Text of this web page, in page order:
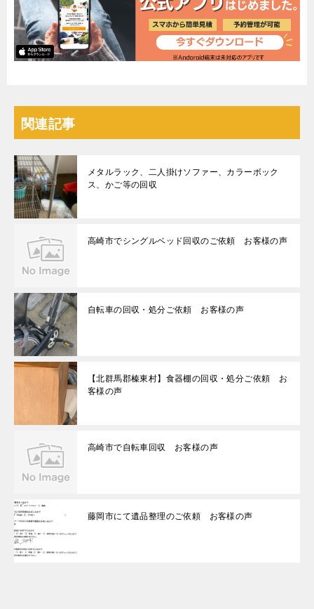
関連記事
メタルラック、二人掛けソファー、カラーボック
ス、かご等の回収
高崎市でシングルベッド回収のご依頼 お客様の声
自転車の回収・処分ご依頼 お客様の声
【北群馬郡榛東村】食器棚の回収・処分ご依頼 お
客様の声
高崎市で自転車回収 お客様の声
藤岡市にて遺品整理のご依頼 お客様の声